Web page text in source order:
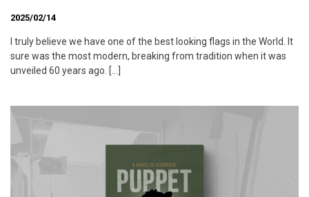
2025/02/14
I truly believe we have one of the best looking flags in the World. It
sure was the most modern, breaking from tradition when it was
unveiled 60 years ago. […]